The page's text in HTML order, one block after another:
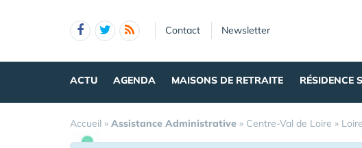
Contact Newsletter
ACTU AGENDA MAISONS DE RETRAITE RÉSIDENCE
Accueil » Assistance Administrative » Centre-Val de Loire »